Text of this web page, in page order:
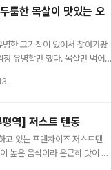
툼한 목살이 맛있는 오
한 고기집이 있어서 찾아가봤
유명할만 했다. 목살만 먹어
꺼지지도 않았다.
역] 저스트 텐동
고 있는 프랜차이즈 저스트텐
높은 음식이라 은근히 맛이 떨